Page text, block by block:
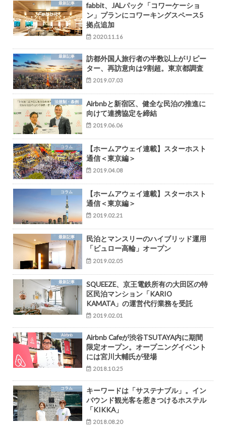
最新記事
fabbit、JALパック「コワーケーショ
ン」プランにコワーキングスペース5
拠点追加
2020.11.16
最新記事
訪都外国人旅行者の半数以上がリピー
ター、再訪意向は9割超。東京都調査
2019.07.03
法規制・条例
Airbnbと新宿区、健全な民泊の推進に
向けて連携協定を締結
2019.06.06
コラム
【ホームアウェイ連載】スターホスト
通信＜東京編＞
2019.04.08
コラム
【ホームアウェイ連載】スターホスト
通信＜東京編＞
2019.02.21
最新記事
民泊とマンスリーのハイブリッド運用
「ビュロー高輪」オープン
2019.02.05
最新記事
SQUEEZE、京王電鉄所有の大田区の特
区民泊マンション「KARIO
KAMATA」の運営代行業務を受託
2019.02.01
Airbnb
Airbnb Cafeが渋谷TSUTAYA内に期間
限定オープン。オープニングイベント
には宮川大輔氏が登場
2018.10.25
コラム
キーワードは「サステナブル」。イン
バウンド観光客を惹きつけるホステル
「KIKKA」
2018.08.20